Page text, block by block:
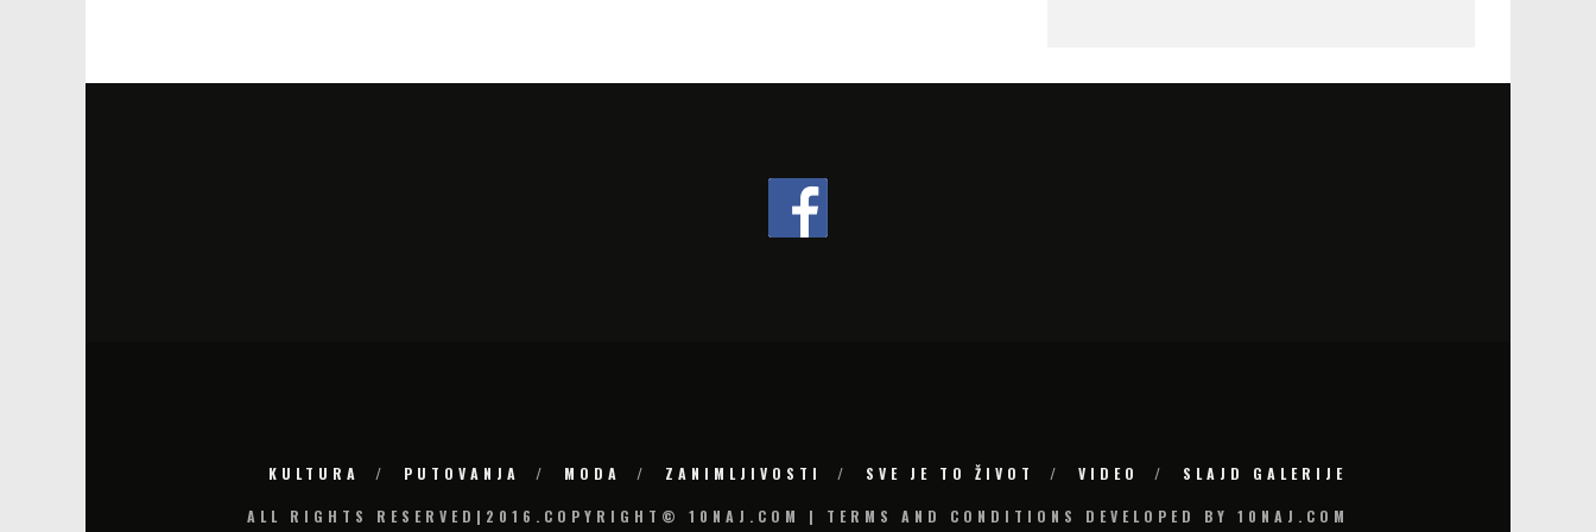
KULTURA PUTOVANJA MODA ZANIMLJIVOSTI SVE JE TO ŽIVOT VIDEO SLAJD GALERIJE
ALL RIGHTS RESERVED|2016.COPYRIGHT© 10NAJ.COM | TERMS AND CONDITIONS DEVELOPED BY 10NAJ.COM